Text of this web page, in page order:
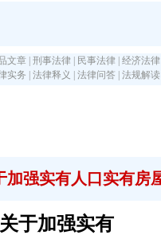
文章 刑事法律 民事法律 经济法律
实务 法律释义 法律问答 法规解读
强实有人口实有房
于加强实有